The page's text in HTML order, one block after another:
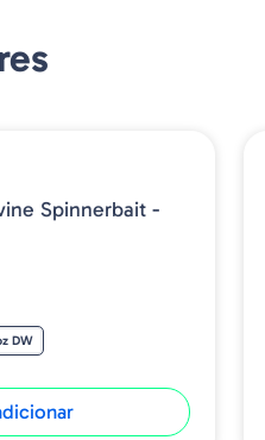
Spinnerbait -
DW